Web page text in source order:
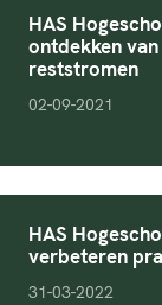
HAS
ontdekken
reststromen
pubDate
02-09-2021
HAS
verbeteren
pubDate
31-03-2022